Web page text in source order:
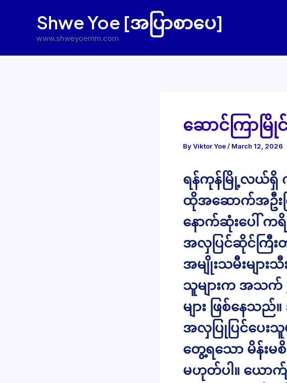
Shwe Yoe [အပြာစာပေ]
www.shweyoemm.com
ဆောင်ကြာမြို
ByViktor Yoe/ March 12, 2026
ရန်ကုန်မြို့လယ်ရှိ
ထိုအဆောက်အဦး
နောက်ဆုံးပေါ် ကရိ
အလှပြင်ဆိုင်ကြီ
အမျိုးသမီးမျာ
သူများက အသက်
များ ဖြစ်နေသ
အလှပြုပြင်ပေးသူ
တွေ့ရသော မိန်းမ
မဟုတ်ပါ။ ယောက်ျ